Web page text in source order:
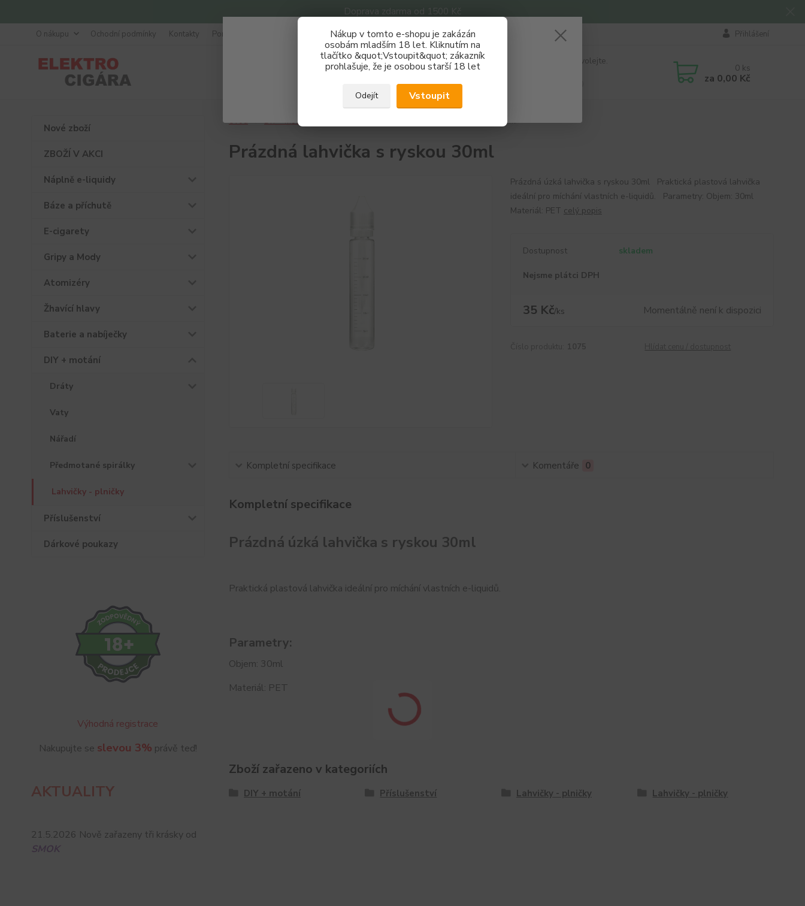
Doprava zdarma od 1500 Kč
Nákup v tomto e-shopu je zakázán
osobám mladším 18 let. Kliknutím na
tlačítko &quot;Vstoupit&quot; zákazník
prohlašuje, že je osobou starší 18 let
Odejít Vstoupit
O nákupu Ochodní podmínky Kontakty Poradna Přihlášení
Hledat
Nevíte si rady? Zavolejte.
0 ks
za 0,00 Kč
Nové zboží
ZBOŽÍ V AKCI
Náplně e-liquidy
Báze a příchutě
E-cigarety
Gripy a Mody
Atomizéry
Žhavící hlavy
Baterie a nabíječky
DIY + motání
Dráty
Vaty
Nářadí
Předmotané spirálky
Lahvičky - plničky
Příslušenství
Dárkové poukazy
Výhodná registrace
Nakupujte se slevou 3% právě teď!
AKTUALITY
21.5.2026 Nově zařazeny tři krásky od
SMOK
Úvod DIY + motání Prázdná lahvička s ryskou 30ml
Prázdná lahvička s ryskou 30ml
Prázdná úzká lahvička s ryskou 30ml Praktická plastová lahvička
ideální pro míchání vlastních e-liquidů. Parametry: Objem: 30ml
Materiál: PET celý popis
Dostupnost skladem
Nejsme plátci DPH
35 Kč/ks Momentálně není k dispozici
Kompletní specifikace Komentáře 0
Kompletní specifikace
Prázdná úzká lahvička s ryskou 30ml
Praktická plastová lahvička ideální pro míchání vlastních e-liquidů.
Parametry:
Objem: 30ml
Materiál: PET
Zboží zařazeno v kategoriích
DIY + motání Příslušenství Lahvičky - plničky Lahvičky - plničky
Získej slevu 3%
Zaregistruj se a nakupuj se slevou právě teď!
REGISTRAČNÍ FORMULÁŘ
Zavřít